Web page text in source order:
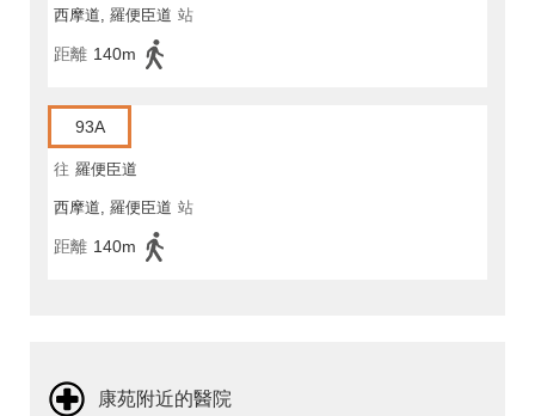
西摩道, 羅便臣道 站
距離 140m
93A
往 羅便臣道
西摩道, 羅便臣道 站
距離 140m
康苑附近的醫院